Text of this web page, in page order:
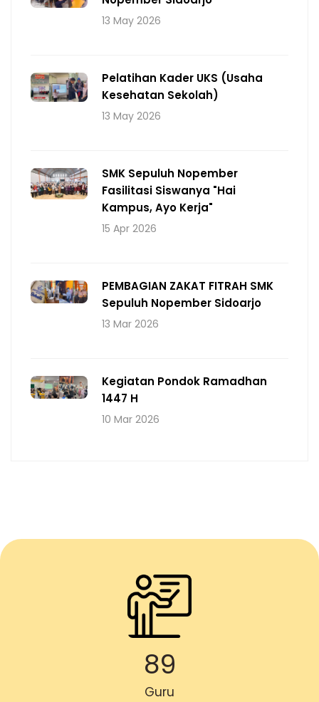
13 May 2026
Pelatihan Kader UKS (Usaha
Kesehatan Sekolah)
13 May 2026
SMK Sepuluh Nopember
Fasilitasi Siswanya "Hai
Kampus, Ayo Kerja"
15 Apr 2026
PEMBAGIAN ZAKAT FITRAH SMK
Sepuluh Nopember Sidoarjo
13 Mar 2026
Kegiatan Pondok Ramadhan
1447 H
10 Mar 2026
89
Guru